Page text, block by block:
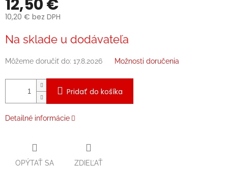
12,50 €
10,20 € bez DPH
cena:
Na sklade u dodávateľa
Môžeme doručiť do: 17.8.2026 Možnosti doručenia
Pridať do košíka
Detailné informácie
OPÝTAŤ SA ZDIEĽAŤ